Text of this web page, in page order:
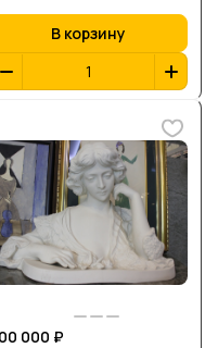
В корзину
000 ₽